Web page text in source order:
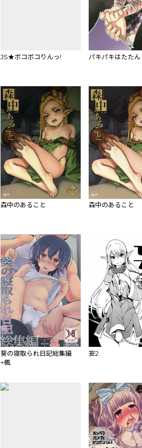
JS★ボコボコりんっ! パキパキはたたん
森中のあること 森中のあること
葵の寝取られ日記総集編
+楓
妄2